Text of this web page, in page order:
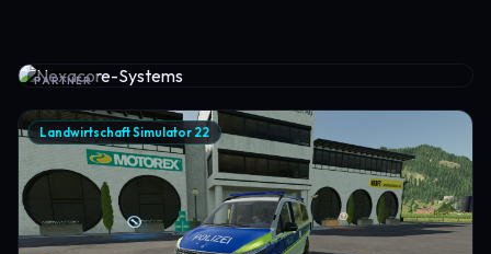
PARTNER
Landwirtschaft Simulator 22